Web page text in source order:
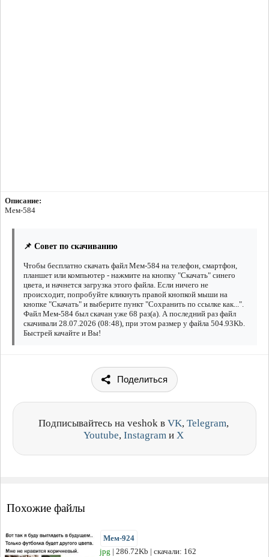
Описание:
Мем-584
📌 Совет по скачиванию
Чтобы бесплатно скачать файл Мем-584 на телефон, смартфон,
планшет или компьютер - нажмите на кнопку "Скачать" синего
цвета, и начнется загрузка этого файла. Если ничего не
происходит, попробуйте кликнуть правой кнопкой мыши на
кнопке "Скачать" и выберите пункт "Сохранить по ссылке как...".
Файл Мем-584 был скачан уже 68 раз(а). А последний раз файл
скачивали 28.07.2026 (08:48), при этом размер у файла 504.93Kb.
Быстрей качайте и Вы!
Поделиться
Подписывайтесь на veshok в VK, Telegram,
Youtube, Instagram и X
Похожие файлы
Мем-924
jpg | 286.72Kb | скачали: 162